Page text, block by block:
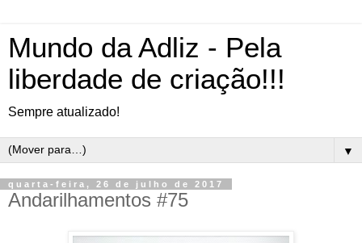
Mundo da Adliz - Pela
liberdade de criação!!!
Sempre atualizado!
▼
quarta-feira, 26 de julho de 2017
Andarilhamentos #75